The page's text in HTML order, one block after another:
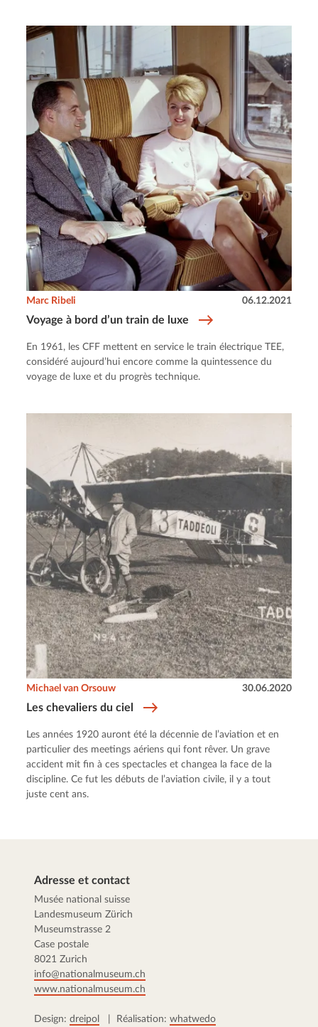
Voyage à bord d’un train de luxe
Marc Ribeli 06.12.2021
En 1961, les CFF mettent en service le train électrique TEE,
considéré aujourd’hui encore comme la quintessence du
voyage de luxe et du progrès technique.
Les chevaliers du ciel
Michael van Orsouw 30.06.2020
Les années 1920 auront été la décennie de l’aviation et en
particulier des meetings aériens qui font rêver. Un grave
accident mit fin à ces spectacles et changea la face de la
discipline. Ce fut les débuts de l’aviation civile, il y a tout
juste cent ans.
Adresse et contact
Musée national suisse
Landesmuseum Zürich
Museumstrasse 2
Case postale
8021 Zurich
info@nationalmuseum.ch
www.nationalmuseum.ch
Design: dreipol | Réalisation: whatwedo